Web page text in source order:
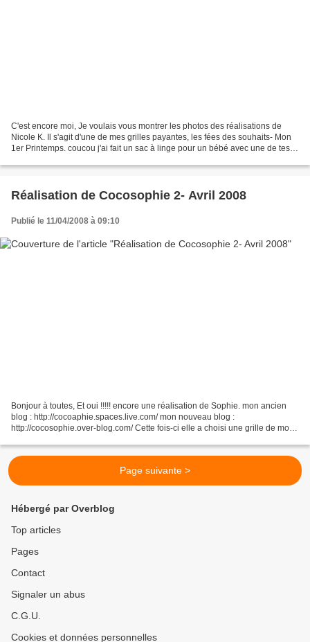
C'est encore moi, Je voulais vous montrer les photos des réalisations de
Nicole K. Il s'agit d'une de mes grilles payantes, les fées des souhaits- Mon
1er Printemps. coucou j'ai fait un sac à linge pour un bébé avec une de tes
Réalisation de Cocosophie 2- Avril 2008
Publié le 11/04/2008 à 09:10
Bonjour à toutes, Et oui !!!!! encore une réalisation de Sophie. mon ancien
blog : http://cocoaphie.spaces.live.com/ mon nouveau blog :
http://cocosophie.over-blog.com/ Cette fois-ci elle a choisi une grille de mon
Page suivante >
Hébergé par Overblog
Top articles
Pages
Contact
Signaler un abus
C.G.U.
Cookies et données personnelles